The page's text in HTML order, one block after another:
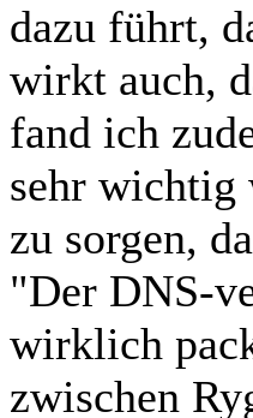
dazu führt,
wirkt auch,
fand ich
sehr wichtig
zu sorgen,
"Der DNS-
wirklich
zwischen